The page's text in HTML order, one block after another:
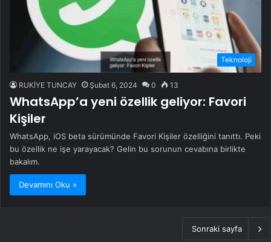
Teknoloji
RUKİYE TUNCAY Şubat 6, 2024 0 13
WhatsApp’a yeni özellik geliyor: Favori
Kişiler
WhatsApp, iOS beta sürümünde Favori Kişiler özelliğini tanıttı. Peki
bu özellik ne işe yarayacak? Gelin bu sorunun cevabına birlikte
bakalım.
Devamını Oku »
Sonraki sayfa